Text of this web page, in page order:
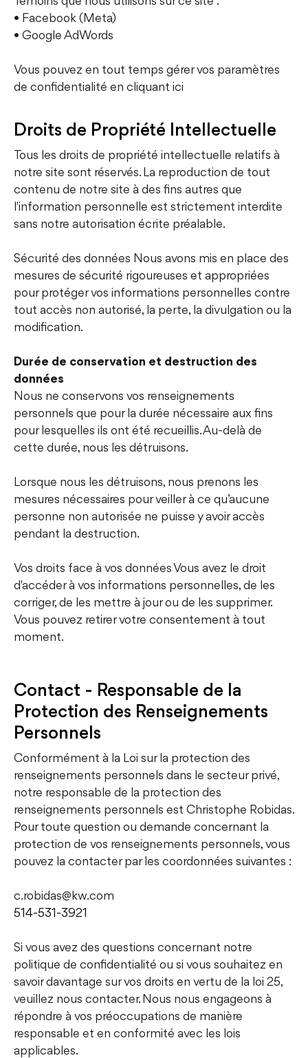
• Facebook (Meta)
• Google AdWords
Vous pouvez en tout temps gérer vos paramètres
de confidentialité en cliquant ici
Droits de Propriété Intellectuelle
Tous les droits de propriété intellectuelle relatifs à
notre site sont réservés. La reproduction de tout
contenu de notre site à des fins autres que
l'information personnelle est strictement interdite
sans notre autorisation écrite préalable.
Sécurité des données Nous avons mis en place des
mesures de sécurité rigoureuses et appropriées
pour protéger vos informations personnelles contre
tout accès non autorisé, la perte, la divulgation ou la
modification.
Durée de conservation et destruction des
données
Nous ne conservons vos renseignements
personnels que pour la durée nécessaire aux fins
pour lesquelles ils ont été recueillis. Au-delà de
cette durée, nous les détruisons.
Lorsque nous les détruisons, nous prenons les
mesures nécessaires pour veiller à ce qu’aucune
personne non autorisée ne puisse y avoir accès
pendant la destruction.
Vos droits face à vos données Vous avez le droit
d'accéder à vos informations personnelles, de les
corriger, de les mettre à jour ou de les supprimer.
Vous pouvez retirer votre consentement à tout
moment.
Contact - Responsable de la
Protection des Renseignements
Personnels
Conformément à la Loi sur la protection des
renseignements personnels dans le secteur privé,
notre responsable de la protection des
renseignements personnels est Christophe Robidas.
Pour toute question ou demande concernant la
protection de vos renseignements personnels, vous
pouvez la contacter par les coordonnées suivantes :
c.robidas@kw.com
514-531-3921
Si vous avez des questions concernant notre
politique de confidentialité ou si vous souhaitez en
savoir davantage sur vos droits en vertu de la loi 25,
veuillez nous contacter. Nous nous engageons à
répondre à vos préoccupations de manière
responsable et en conformité avec les lois
applicables.